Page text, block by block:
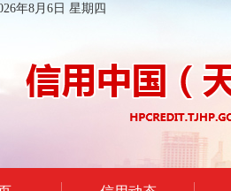
年8月6日 星期四